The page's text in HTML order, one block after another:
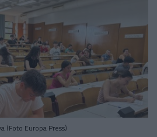
(Foto Europa Press)